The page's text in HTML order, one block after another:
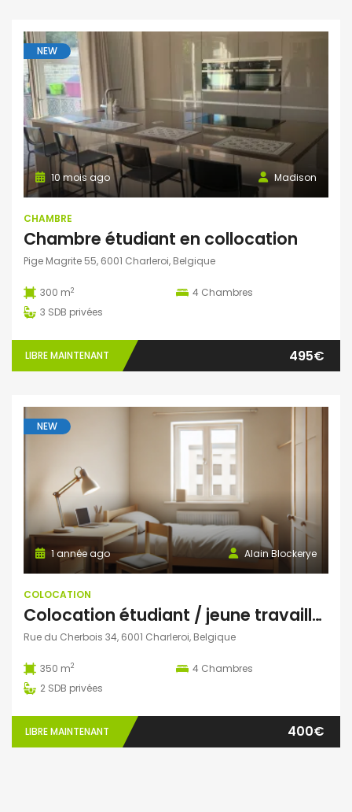
NEW
Madison
10 mois ago
CHAMBRE
Chambre étudiant en collocation
Pige Magrite 55, 6001 Charleroi, Belgique
300 m2 4 Chambres
3 SDB privées
LIBRE MAINTENANT 495€
NEW
Alain Blockerye
1 année ago
COLOCATION
Colocation étudiant / jeune travailleur
Rue du Cherbois 34, 6001 Charleroi, Belgique
350 m2 4 Chambres
2 SDB privées
LIBRE MAINTENANT 400€